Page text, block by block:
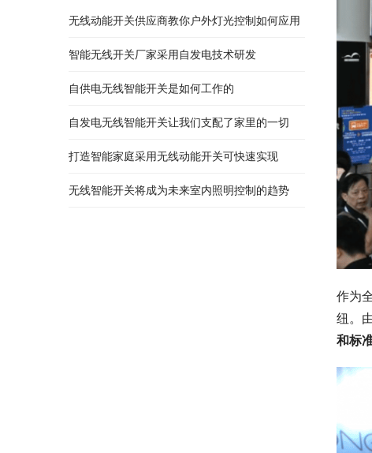
作为
纽。
和标
无线动能开关供应商教你户外灯光控制如何应用
智能无线开关厂家采用自发电技术研发
自供电无线智能开关是如何工作的
自发电无线智能开关让我们支配了家里的一切
打造智能家庭采用无线动能开关可快速实现
无线智能开关将成为未来室内照明控制的趋势